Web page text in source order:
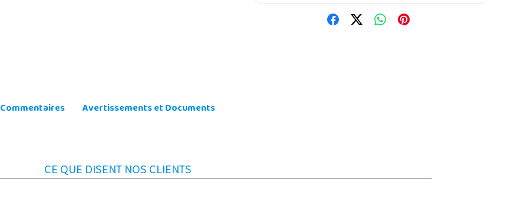
Commentaires Avertissements et Documents
CE QUE DISENT NOS CLIENTS